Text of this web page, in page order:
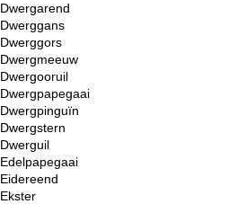
Dwergarend
Dwerggans
Dwerggors
Dwergmeeuw
Dwergooruil
Dwergpapegaai
Dwergpinguïn
Dwergstern
Dwerguil
Edelpapegaai
Eidereend
Ekster